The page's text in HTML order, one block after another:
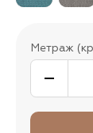
Метраж